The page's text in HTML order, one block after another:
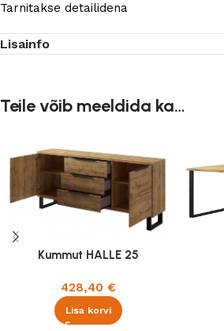
Tarnitakse detailidena
Lisainfo
Teile võib meeldida ka…
Kummut HALLE 25
428,40 €
Lisa korvi